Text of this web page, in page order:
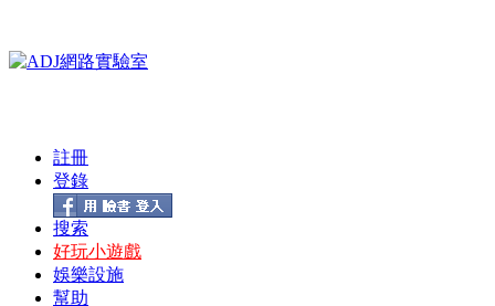
註冊
登錄
搜索
好玩小遊戲
娛樂設施
幫助